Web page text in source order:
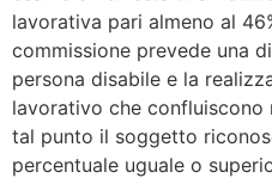
lavorativa pari almeno al
commissione prevede una
persona disabile e la
lavorativo che confluiscono
tal punto il soggetto
percentuale uguale o